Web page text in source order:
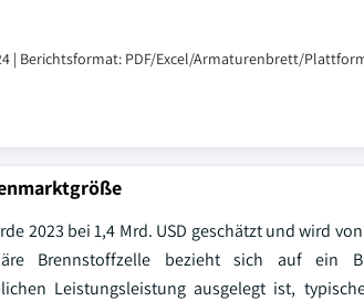
| Berichtsformat: PDF/Excel/Armaturenbrett/
2023 bei 1,4 Mrd. USD geschätzt und wird
Brennstoffzelle bezieht sich auf ein
Leistungsleistung ausgelegt ist,